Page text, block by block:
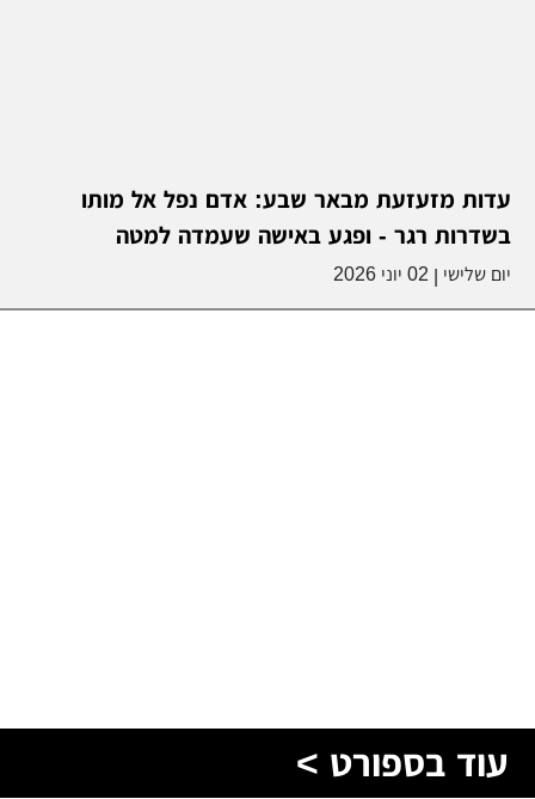
עדות מזעזעת מבאר שבע: אדם נפל אל מותו
בשדרות רגר - ופגע באישה שעמדה למטה
יום שלישי 02 יוני 2026
עוד בספורט >